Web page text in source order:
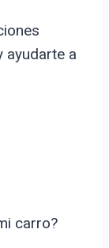
ayudarte a
carro?